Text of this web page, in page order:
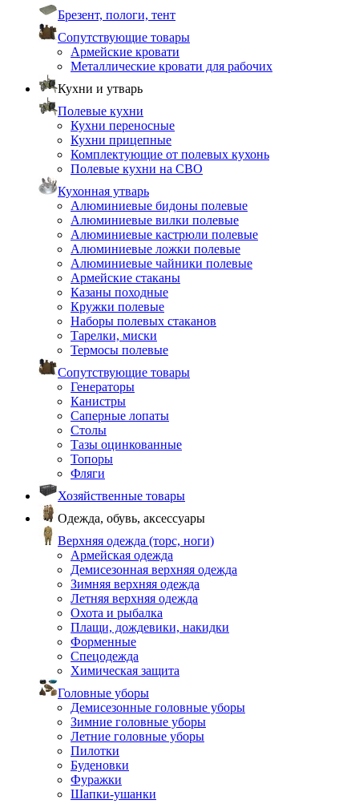
Брезент, пологи, тент
Сопутствующие товары
Армейские кровати
Металлические кровати для рабочих
Кухни и утварь
Полевые кухни
Кухни переносные
Кухни прицепные
Комплектующие от полевых кухонь
Полевые кухни на СВО
Кухонная утварь
Алюминиевые бидоны полевые
Алюминиевые вилки полевые
Алюминиевые кастрюли полевые
Алюминиевые ложки полевые
Алюминиевые чайники полевые
Армейские стаканы
Казаны походные
Кружки полевые
Наборы полевых стаканов
Тарелки, миски
Термосы полевые
Сопутствующие товары
Генераторы
Канистры
Саперные лопаты
Столы
Тазы оцинкованные
Топоры
Фляги
Хозяйственные товары
Одежда, обувь, аксессуары
Верхняя одежда (торс, ноги)
Армейская одежда
Демисезонная верхняя одежда
Зимняя верхняя одежда
Летняя верхняя одежда
Охота и рыбалка
Плащи, дождевики, накидки
Форменные
Спецодежда
Химическая защита
Головные уборы
Демисезонные головные уборы
Зимние головные уборы
Летние головные уборы
Пилотки
Буденовки
Фуражки
Шапки-ушанки